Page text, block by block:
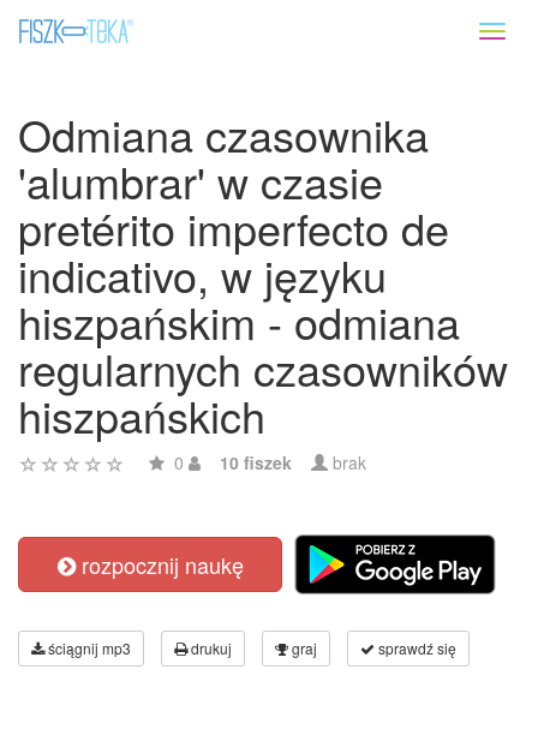
Odmiana czasownika
'alumbrar' w czasie
pretérito imperfecto de
indicativo, w języku
hiszpańskim - odmiana
regularnych czasowników
hiszpańskich
0 10 fiszek brak
rozpocznij naukę
ściągnij mp3 drukuj graj sprawdź się